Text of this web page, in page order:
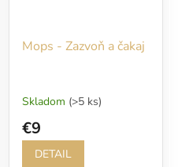
Mops - Zazvoň a čakaj
Skladom (>5 ks)
€9
DETAIL